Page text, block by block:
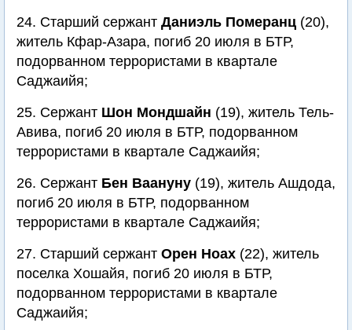
24. Старший сержант Даниэль Померанц (20),
житель Кфар-Азара, погиб 20 июля в БТР,
подорванном террористами в квартале
Саджаийя;
25. Сержант Шон Мондшайн (19), житель Тель-
Авива, погиб 20 июля в БТР, подорванном
террористами в квартале Саджаийя;
26. Сержант Бен Ваануну (19), житель Ашдода,
погиб 20 июля в БТР, подорванном
террористами в квартале Саджаийя;
27. Старший сержант Орен Ноах (22), житель
поселка Хошайя, погиб 20 июля в БТР,
подорванном террористами в квартале
Саджаийя;